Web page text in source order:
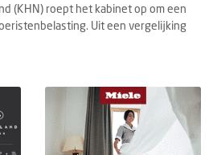
(KHN) roept het kabinet op om een
Uit een vergelijking